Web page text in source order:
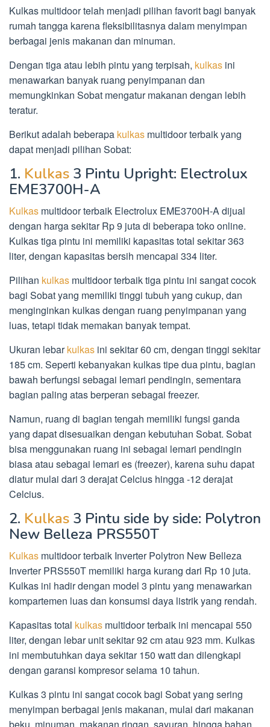
Kulkas multidoor telah menjadi pilihan favorit bagi banyak
rumah tangga karena fleksibilitasnya dalam menyimpan
berbagai jenis makanan dan minuman.
Dengan tiga atau lebih pintu yang terpisah, kulkas ini
menawarkan banyak ruang penyimpanan dan
memungkinkan Sobat mengatur makanan dengan lebih
teratur.
Berikut adalah beberapa kulkas multidoor terbaik yang
dapat menjadi pilihan Sobat:
1. Kulkas 3 Pintu Upright: Electrolux
EME3700H-A
Kulkas multidoor terbaik Electrolux EME3700H-A dijual
dengan harga sekitar Rp 9 juta di beberapa toko online.
Kulkas tiga pintu ini memiliki kapasitas total sekitar 363
liter, dengan kapasitas bersih mencapai 334 liter.
Pilihan kulkas multidoor terbaik tiga pintu ini sangat cocok
bagi Sobat yang memiliki tinggi tubuh yang cukup, dan
menginginkan kulkas dengan ruang penyimpanan yang
luas, tetapi tidak memakan banyak tempat.
Ukuran lebarkulkas ini sekitar 60 cm, dengan tinggi sekitar
185 cm. Seperti kebanyakan kulkas tipe dua pintu, bagian
bawah berfungsi sebagai lemari pendingin, sementara
bagian paling atas berperan sebagai freezer.
Namun, ruang di bagian tengah memiliki fungsi ganda
yang dapat disesuaikan dengan kebutuhan Sobat. Sobat
bisa menggunakan ruang ini sebagai lemari pendingin
biasa atau sebagai lemari es (freezer), karena suhu dapat
diatur mulai dari 3 derajat Celcius hingga -12 derajat
Celcius.
2. Kulkas 3 Pintu side by side: Polytron
New Belleza PRS550T
Kulkas multidoor terbaik Inverter Polytron New Belleza
Inverter PRS550T memiliki harga kurang dari Rp 10 juta.
Kulkas ini hadir dengan model 3 pintu yang menawarkan
kompartemen luas dan konsumsi daya listrik yang rendah.
Kapasitas total kulkas multidoor terbaik ini mencapai 550
liter, dengan lebar unit sekitar 92 cm atau 923 mm. Kulkas
ini membutuhkan daya sekitar 150 watt dan dilengkapi
dengan garansi kompresor selama 10 tahun.
Kulkas 3 pintu ini sangat cocok bagi Sobat yang sering
menyimpan berbagai jenis makanan, mulai dari makanan